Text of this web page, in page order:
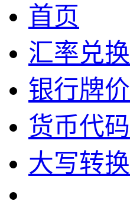
首页
汇率兑换
银行牌价
货币代码
大写转换